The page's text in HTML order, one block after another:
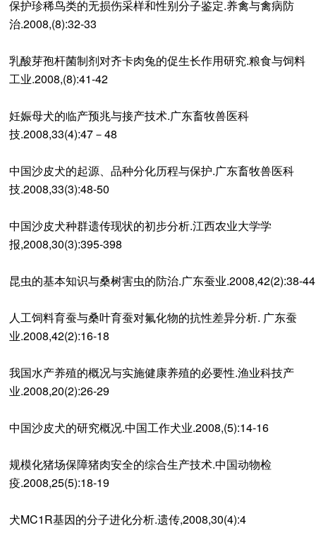
保护珍稀鸟类的无损伤采样和性别分子鉴定.养禽与禽病防
治.2008,(8):32-33
乳酸芽孢杆菌制剂对齐卡肉兔的促生长作用研究.粮食与饲料
工业.2008,(8):41-42
妊娠母犬的临产预兆与接产技术.广东畜牧兽医科
技.2008,33(4):47－48
中国沙皮犬的起源、品种分化历程与保护.广东畜牧兽医科
技.2008,33(3):48-50
中国沙皮犬种群遗传现状的初步分析.江西农业大学学
报,2008,30(3):395-398
昆虫的基本知识与桑树害虫的防治.广东蚕业.2008,42(2):38-44
人工饲料育蚕与桑叶育蚕对氟化物的抗性差异分析. 广东蚕
业.2008,42(2):16-18
我国水产养殖的概况与实施健康养殖的必要性.渔业科技产
业.2008,20(2):26-29
中国沙皮犬的研究概况.中国工作犬业.2008,(5):14-16
规模化猪场保障猪肉安全的综合生产技术.中国动物检
疫.2008,25(5):18-19
犬MC1R基因的分子进化分析.遗传,2008,30(4):4